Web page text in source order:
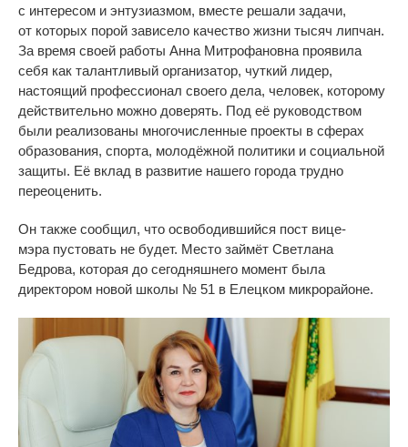
с интересом и энтузиазмом, вместе решали задачи,
от которых порой зависело качество жизни тысяч липчан.
За время своей работы Анна Митрофановна проявила
себя как талантливый организатор, чуткий лидер,
настоящий профессионал своего дела, человек, которому
действительно можно доверять. Под её руководством
были реализованы многочисленные проекты в сферах
образования, спорта, молодёжной политики и социальной
защиты. Её вклад в развитие нашего города трудно
переоценить.
Он также сообщил, что освободившийся пост вице-
мэра пустовать не будет. Место займёт Светлана
Бедрова, которая до сегодняшнего момент была
директором новой школы № 51 в Елецком микрорайоне.